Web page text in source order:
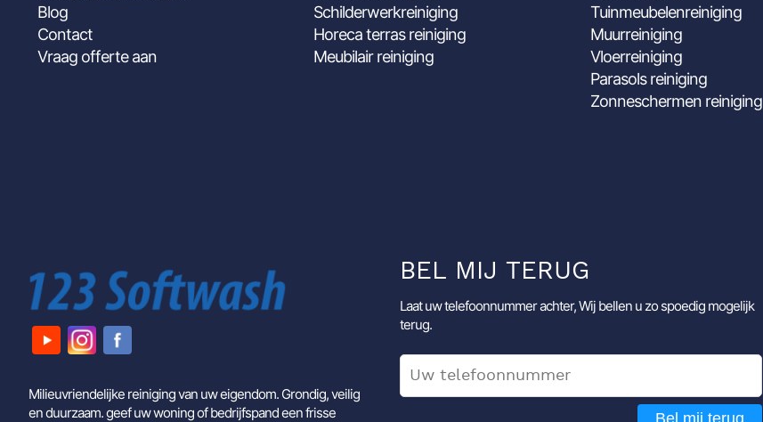
Blog
Contact
Vraag offerte aan
Schilderwerkreiniging
Horeca terras reiniging
Meubilair reiniging
Tuinmeubelenreiniging
Muurreiniging
Vloerreiniging
Parasols reiniging
Zonneschermen reiniging
Milieuvriendelijke reiniging van uw eigendom. Grondig, veilig
en duurzaam. geef uw woning of bedrijfspand een frisse
BEL MIJ TERUG
Laat uw telefoonnummer achter, Wij bellen u zo spoedig mogelijk
terug.
Bel mij terug